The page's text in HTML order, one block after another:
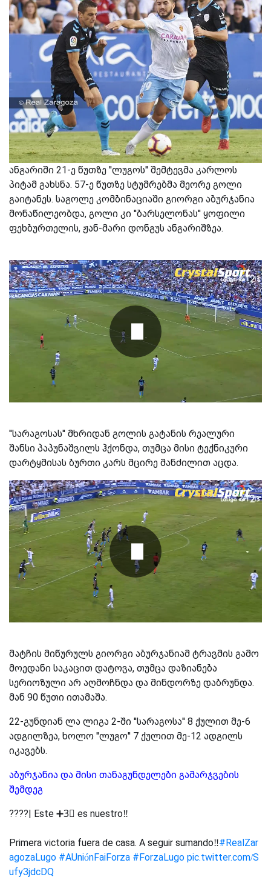
ანგარიში 21-ე წუთზე ''ლუგოს'' შემტევმა კარლოს
პიტამ გახსნა. 57-ე წუთზე სტუმრებმა მეორე გოლი
გაიტანეს. საგოლე კომბინაციაში გიორგი აბურჯანია
მონაწილეობდა, გოლი კი ''ბარსელონას'' ყოფილი
ფეხბურთელის, ჟან-მარი დონგუს ანგარიშზეა.
''სარაგოსას'' მხრიდან გოლის გატანის რეალური
შანსი პაპუნაშვილს ჰქონდა, თუმცა მისი ტექნიკური
დარტყმისას ბურთი კარს მცირე მანძილით აცდა.
მატჩის მიწურულს გიორგი აბურჯანიამ ტრავმის გამო
მოედანი საკაცით დატოვა, თუმცა დაზიანება
სერიოზული არ აღმოჩნდა და მინდორზე დაბრუნდა.
მან 90 წუთი ითამაშა.
22-გუნდიან ლა ლიგა 2-ში ''სარაგოსა'' 8 ქულით მე-6
ადგილზეა, ხოლო ''ლუგო'' 7 ქულით მე-12 ადგილს
იკავებს.
აბურჯანია და მისი თანაგუნდელები გამარჯვების
შემდეგ
????| Este ➕3⃣ es nuestro‼️
Primera victoria fuera de casa. A seguir sumando‼️#RealZar
agozaLugo #AUniónFaiForza #ForzaLugo pic.twitter.com/S
ufy3jdcDQ